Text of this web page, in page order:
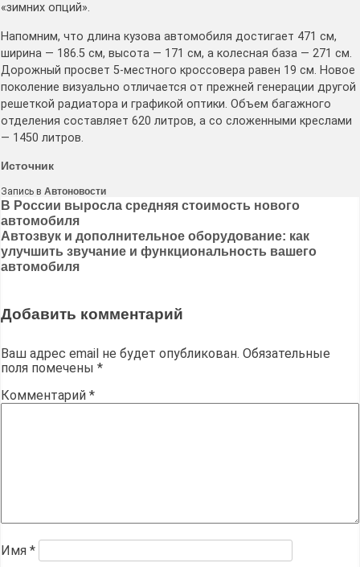
«зимних опций».
Напомним, что длина кузова автомобиля достигает 471 см,
ширина — 186.5 см, высота — 171 см, а колесная база — 271 см.
Дорожный просвет 5-местного кроссовера равен 19 см. Новое
поколение визуально отличается от прежней генерации другой
решеткой радиатора и графикой оптики. Объем багажного
отделения составляет 620 литров, а со сложенными креслами
— 1450 литров.
Источник
Запись в Автоновости
Навигация
по
записям
В России выросла средняя стоимость нового
автомобиля
Автозвук и дополнительное оборудование: как
улучшить звучание и функциональность вашего
автомобиля
Добавить комментарий
Ваш адрес email не будет опубликован. Обязательные
поля помечены *
Комментарий *
Имя *